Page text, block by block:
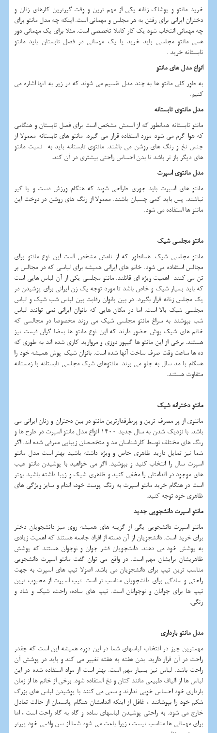
خرید مانتو و پوشاک زنانه یکی از مهم ترین و وقت گیرترین کارهای زنان و
دختران ایرانی برای رفتن به هر مجلس و مهمانی است. اینکه چه مدل مانتو برای
چه مهمانی انتخاب شود یک کار کاملا تخصصی است. مثلا برای یک مهمانی دور
همی مانتو مجلسی باید خرید یا یک مهمانی در فصل تابستان باید مانتو
تابستانه خرید .
انواع مدل های مانتو
به طور کلی مانتو ها به چند مدل تقسیم می شوند که در زیر به آنها اشاره می
کنیم.
مدل مانتوی تابستانه
مانتو تابستانه همانطور که از اسمش مشخص است برای فصل تابستان و هنگامی
که هوا گرم می شود مورد استفاده قرار می گیرد. مانتو های تابستانه معمولا از
جنس نخ و رنگ های روشن می باشند. مانتوی تابستانه باید به نسبت مانتو
های دیگر باز تر باشد تا بدن احساس راحتی بیشتری در آن کند.
مدل مانتوی اسپرت
مانتو های اسپرت باید جوری طراحی شوند که هنگام ورزش دست و پا گیر
نباشند. پس باید کمی چسبان باشند. معمولا از رنگ های روشن در دوخت این
مانتو ها استفاده می شود.
مانتو مجلسی شیک
مانتو مجلسی شیک. همانطور که از نامش مشخص است این نوع مانتو برای
مجالس استفاده می شود. خانم های ایرانی همیشه برای لباسی که در مجالس بر
تن می کنند اهمیت ویژه ای قائلند. مانتو مجلسی یکی از آن لباس هایی است
که باید بسیار شیک و خاص باشد تا مورد توجه یک زن ایرانی برای پوشیدن در
یک مجلس زنانه قرار بگیرد. در بین بانوان رقابت بین لباس شب شیک و لباس
مجلسی شیک بالا است. اما در مکان هایی که بانوان ایرانی نمی توانند لباس
شب بپوشند به سراغ مانتو مجلسی شیک می روند مخصوصا در مجالسی که
خانم های شیک پوش حضور دارند که این نوع مانتو ها بعضا گران قیمت نیز
هستند. برخی از این مانتو ها گیپور دوزی و مروارید کاری شده اند به طوری که
ده ها ساعت وقت صرف ساخت آنها شده است. بانوان شیک پوش همیشه خود را
همگام با مد سال به جلو می برند. مانتوهای شیک مجلسی تابستانه با زمستانه
متفاوت هستند.
مانتو دخترانه شیک
مانتوی از پر مصرف ترین و پرطرفدارترین مانتو در بین دختران و زنان ایرانی می
باشد. با نزدیک شدن به سال جدید 1400 انواع مدل مانتو اسپرت در طرح ها و
رنگ های مختلف توسط کارشناسان مد و متخصصان زیبایی معرفی شده اند. اگر
شما نیز تمایل دارید ظاهری خاص و ویژه داشته باشید بهتر است مدل مانتو
اسپرت سال را انتخاب کنید و بپوشید. اگر می خواهید با پوشیدن مانتو عیب
های موجود در اندامتان را مخفی کنید و ظاهری شیک و زیبا داشته باشید بهتر
است در هنگام خرید مانتو اسپرت به رنگ پوست خود، اندام و سایز ویژگی های
ظاهری خود توجه کنید.
مانتو اسپرت دانشجویی جدید
مانتو اسپرت دانشجویی یگی از گزینه های همیشه روی میز دانشجویان دختر
برای خرید است. دانشجویان از آن دسته از افراد جامعه هستند که اهمیت زیادی
به پوشش خود می دهند. دانشجویان قشر جوان و نوجوان هستند که پوشش
ظاهریشان برایشان مهم است. در واقع می توان گفت مانتو اسپرت دانشجویی
مناسب ترین تیپ برای دانشجویان می باشد. اصولا تیپ های اسپرت به جهت
راحتی و سادگی برای دانشجویان مناسب تر است. تیپ اسپرت از محبوب ترین
تیپ ها برای جوانان و نوجوانان است. تیپ های ساده، راحت، شیک و شاد و
رنگی.
مدل مانتو بارداری
مهمترین چیز در انتخاب لباسهای شما در این دوره همیشه این است که چقدر
راحت در آن قرار دارید. بدن هفته به هفته تغییر می کند و باید در پوشش آن
راحت باشد. لباس نیز بسیار مهم است. بهتر است از مواد استفاده شده در این
لباس ها از الیاف طبیعی مانند کتان و نخ استفاده شود. برخی از خانم ها از زمان
بارداری خود احساس خوبی ندارند و سعی می کنند با پوشیدن لباس های بزرگ
شکم خود را بپوشانند ، غافل از اینکه اندامشان هنگام پانسمان از حالت تعادل
خارج می شود. به راحتی پوشیدن لباسهای ساده و گاه به گاه راحت است ، اما
برای مهمانی ها مناسب نیست ، زیرا باعث می شود شما از سن واقعی خود پیرتر